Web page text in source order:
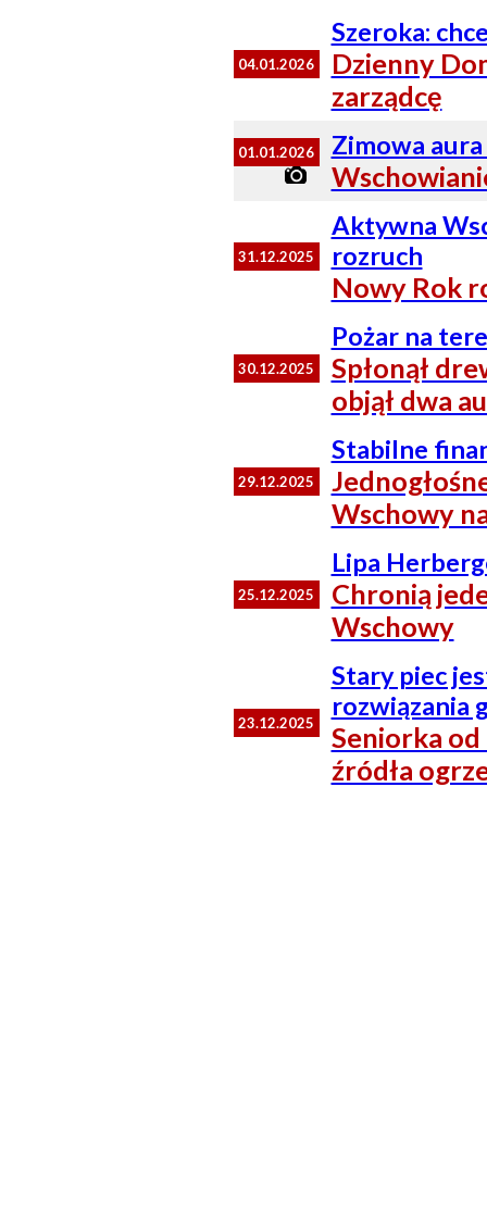
04.01.2026
Szeroka:
Dzienny
zarządcę
01.01.2026 Zimowa
31.12.2025
Aktywna
rozruch
Nowy Rok
30.12.2025
Pożar na
Spłonął
objął dwa
29.12.2025
Stabilne
Wschowy
25.12.2025
Lipa
Chronią
Wschowy
23.12.2025
Stary piec
rozwiązania
Seniorka od
źródła